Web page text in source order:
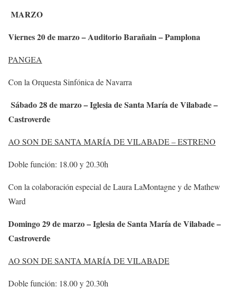
MARZO
Viernes 20 de marzo – Auditorio Barañain – Pamplona
PANGEA
Con la Orquesta Sinfónica de Navarra
Sábado 28 de marzo – Iglesia de Santa María de Vilabade –
Castroverde
AO SON DE SANTA MARÍA DE VILABADE – ESTRENO
Doble función: 18.00 y 20.30h
Con la colaboración especial de Laura LaMontagne y de Mathew
Ward
Domingo 29 de marzo – Iglesia de Santa María de Vilabade –
Castroverde
AO SON DE SANTA MARÍA DE VILABADE
Doble función: 18.00 y 20.30h